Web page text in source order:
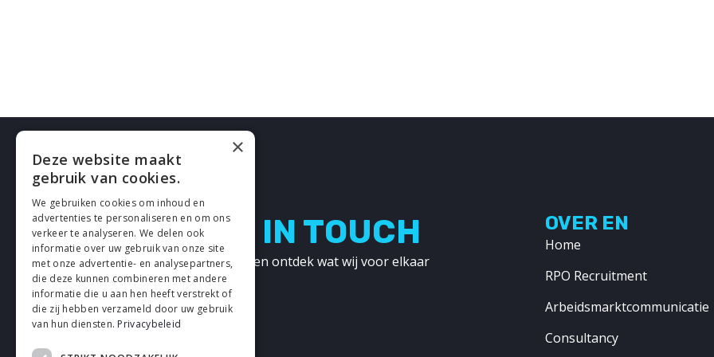
LETS GET IN TOUCH
Neem contact met ons op en ontdek wat wij voor elkaar
kunnen betekenen!
CONTACT
OVER EN
Home
RPO Recruitment
Arbeidsmarktcommunicatie
Consultancy
×
Deze website maakt
gebruik van cookies.
We gebruiken cookies om inhoud en
advertenties te personaliseren en om ons
verkeer te analyseren. We delen ook
informatie over uw gebruik van onze site
met onze advertentie- en analysepartners,
die deze kunnen combineren met andere
informatie die u aan hen heeft verstrekt of
die zij hebben verzameld door uw gebruik
van hun diensten. Privacybeleid